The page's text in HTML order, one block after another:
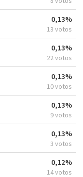
0,13%
13 votos
0,13%
22 votos
0,13%
10 votos
0,13%
9 votos
0,13%
3 votos
0,12%
14 votos